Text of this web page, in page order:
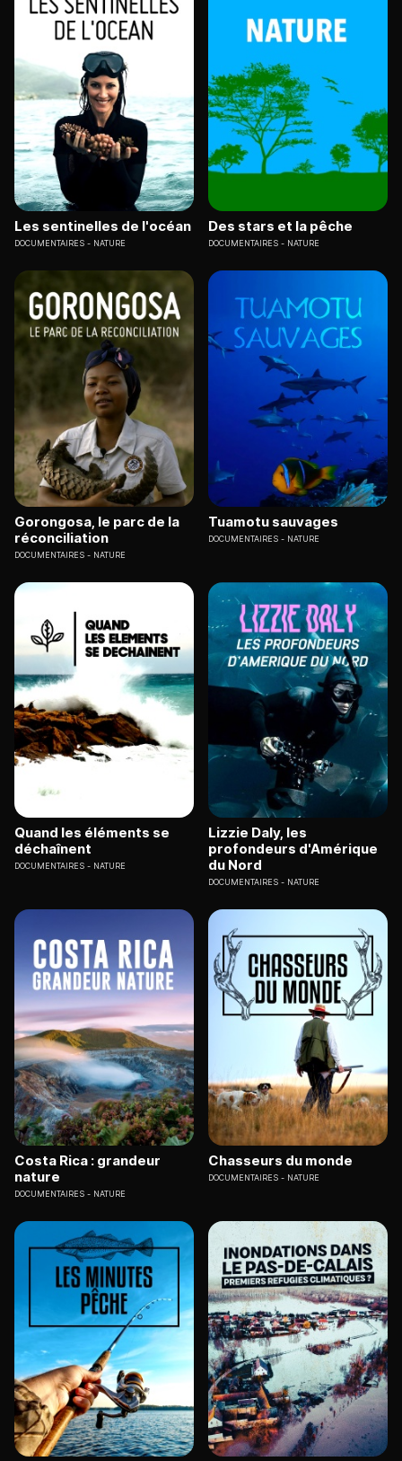
Les sentinelles de l'océan
DOCUMENTAIRES NATURE
Des stars et la pêche
DOCUMENTAIRES NATURE
Gorongosa, le parc de la
réconciliation
DOCUMENTAIRES NATURE
Tuamotu sauvages
DOCUMENTAIRES NATURE
Quand les éléments se
déchaînent
DOCUMENTAIRES NATURE
Lizzie Daly, les
profondeurs d'Amérique
du Nord
DOCUMENTAIRES NATURE
Costa Rica : grandeur
nature
DOCUMENTAIRES NATURE
Chasseurs du monde
DOCUMENTAIRES NATURE